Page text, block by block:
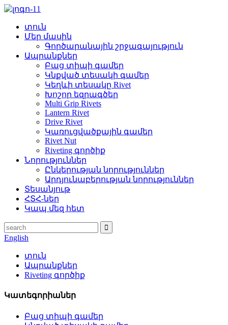
տուն
Մեր մասին
Գործարանային շրջագայություն
Ապրանքներ
Բաց տիպի գամեր
Կնքված տեսակի գամեր
Կեղևի տեսակը Rivet
Խոշոր եզրագծեր
Multi Grip Rivets
Lantern Rivet
Drive Rivet
Կառուցվածքային գամեր
Rivet Nut
Riveting գործիք
Նորություններ
Ընկերության նորություններ
Արդյունաբերության նորություններ
Տեսանյութ
ՀՏՀ-ներ
Կապ մեզ հետ
English
տուն
Ապրանքներ
Riveting գործիք
Կատեգորիաներ
Բաց տիպի գամեր